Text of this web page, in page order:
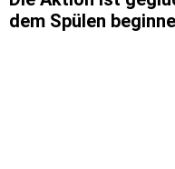
dem Spülen